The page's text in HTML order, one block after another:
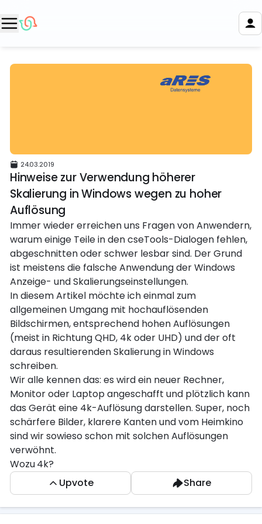
24.03.2019
Hinweise zur Verwendung höherer
Skalierung in Windows wegen zu hoher
Auflösung
Immer wieder erreichen uns Fragen von Anwendern,
warum einige Teile in den cseTools-Dialogen fehlen,
abgeschnitten oder schwer lesbar sind. Der Grund
ist meistens die falsche Anwendung der Windows
Anzeige- und Skalierungseinstellungen.
In diesem Artikel möchte ich einmal zum
allgemeinen Umgang mit hochauflösenden
Bildschirmen, entsprechend hohen Auflösungen
(meist in Richtung QHD, 4k oder UHD) und der oft
daraus resultierenden Skalierung in Windows
schreiben.
Wir alle kennen das: es wird ein neuer Rechner,
Monitor oder Laptop angeschafft und plötzlich kann
das Gerät eine 4k-Auflösung darstellen. Super, noch
schärfere Bilder, klarere Kanten und vom Heimkino
sind wir sowieso schon mit solchen Auflösungen
verwöhnt.
Wozu 4k?
Die Frage welche sich als erstes gestellt werden
sollte ist: Macht es überhaupt Sinn 3840 x 2160 (4k)
Bildpunkte auf einem 27 Zoll Monitor darzustellen?
Upvote Share